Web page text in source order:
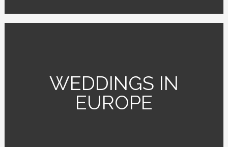
WEDDINGS IN
EUROPE